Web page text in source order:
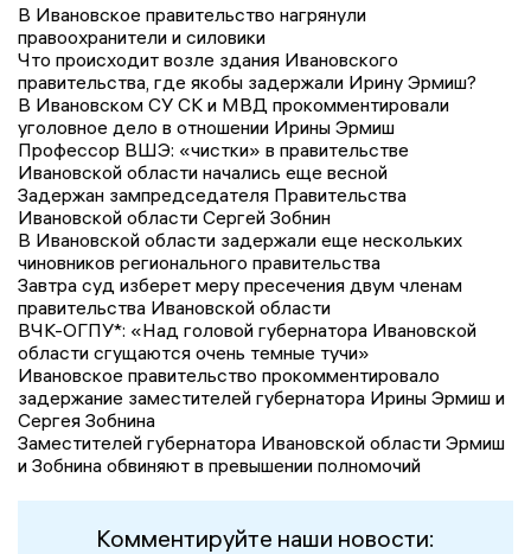
В Ивановское правительство нагрянули
правоохранители и силовики
Что происходит возле здания Ивановского
правительства, где якобы задержали Ирину Эрмиш?
В Ивановском СУ СК и МВД прокомментировали
уголовное дело в отношении Ирины Эрмиш
Профессор ВШЭ: «чистки» в правительстве
Ивановской области начались еще весной
Задержан зампредседателя Правительства
Ивановской области Сергей Зобнин
В Ивановской области задержали еще нескольких
чиновников регионального правительства
Завтра суд изберет меру пресечения двум членам
правительства Ивановской области
ВЧК-ОГПУ*: «Над головой губернатора Ивановской
области сгущаются очень темные тучи»
Ивановское правительство прокомментировало
задержание заместителей губернатора Ирины Эрмиш и
Сергея Зобнина
Заместителей губернатора Ивановской области Эрмиш
и Зобнина обвиняют в превышении полномочий
Комментируйте наши новости: